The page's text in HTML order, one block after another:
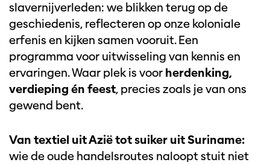
slavernijverleden: we blikken terug op de
geschiedenis, reflecteren op onze koloniale
erfenis en kijken samen vooruit. Een
programma voor uitwisseling van kennis en
ervaringen. Waar plek is voor herdenking,
verdieping én feest, precies zoals je van ons
gewend bent.
Van textiel uit Azië tot suiker uit Suriname:
wie de oude handelsroutes naloopt stuit niet